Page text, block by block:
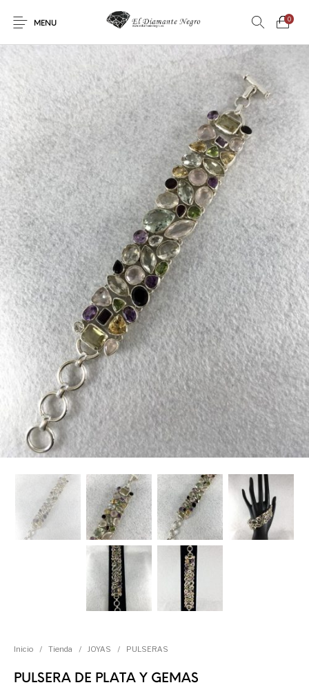
MENU
0
Novedades En oferta ! DECORACIÓN DINOSAURIOS
ESOTERISMO FÓSILES JOYAS METEORITOS
MINERALES
PRODUCTOS DE
CONSUMO
Inicio / Tienda / JOYAS / PULSERAS
PULSERA DE PLATA Y GEMAS